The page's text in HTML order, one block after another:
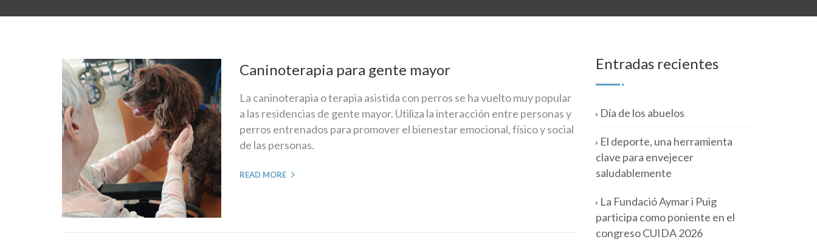
Caninoterapia para gente mayor
La caninoterapia o terapia asistida con perros se ha vuelto muy popular
a las residencias de gente mayor. Utiliza la interacción entre personas y
perros entrenados para promover el bienestar emocional, físico y social
de las personas.
READ MORE
Entradas recientes
Día de los abuelos
El deporte, una herramienta
clave para envejecer
saludablemente
La Fundació Aymar i Puig
participa como poniente en el
congreso CUIDA 2026